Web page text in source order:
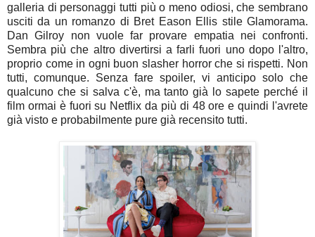
galleria di personaggi tutti più o meno odiosi, che sembrano
usciti da un romanzo di Bret Eason Ellis stile Glamorama.
Dan Gilroy non vuole far provare empatia nei confronti.
Sembra più che altro divertirsi a farli fuori uno dopo l'altro,
proprio come in ogni buon slasher horror che si rispetti. Non
tutti, comunque. Senza fare spoiler, vi anticipo solo che
qualcuno che si salva c'è, ma tanto già lo sapete perché il
film ormai è fuori su Netflix da più di 48 ore e quindi l'avrete
già visto e probabilmente pure già recensito tutti.